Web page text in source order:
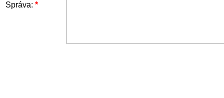
Správa: *